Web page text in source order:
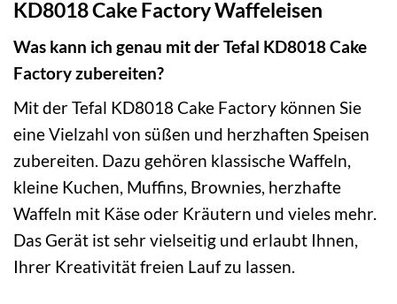
KD8018 Cake Factory Waffeleisen
Was kann ich genau mit der Tefal KD8018 Cake
Factory zubereiten?
Mit der Tefal KD8018 Cake Factory können Sie
eine Vielzahl von süßen und herzhaften Speisen
zubereiten. Dazu gehören klassische Waffeln,
kleine Kuchen, Muffins, Brownies, herzhafte
Waffeln mit Käse oder Kräutern und vieles mehr.
Das Gerät ist sehr vielseitig und erlaubt Ihnen,
Ihrer Kreativität freien Lauf zu lassen.